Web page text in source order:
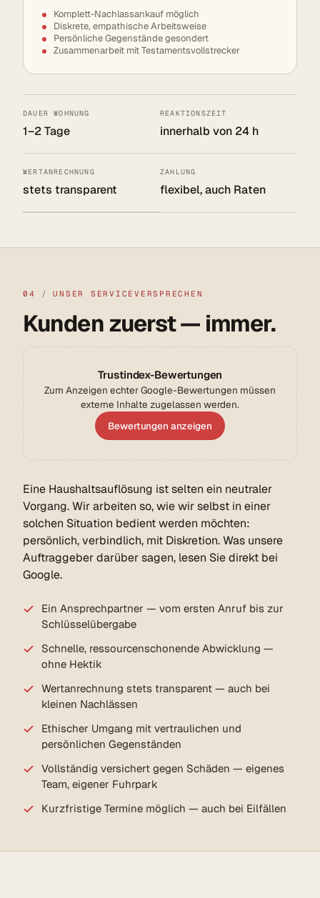
Komplett-Nachlassankauf möglich
Diskrete, empathische Arbeitsweise
Persönliche Gegenstände gesondert
Zusammenarbeit mit Testaments­vollstrecker
DAUER WOHNUNG
1–2 Tage
REAKTIONSZEIT
innerhalb von 24 h
WERTANRECHNUNG
stets transparent
ZAHLUNG
flexibel, auch Raten
04 / UNSER SERVICEVERSPRECHEN
Kunden zuerst — immer.
Trustindex-Bewertungen
Zum Anzeigen echter Google-Bewertungen müssen
externe Inhalte zugelassen werden.
Bewertungen anzeigen
Eine Haushaltsauflösung ist selten ein neutraler
Vorgang. Wir arbeiten so, wie wir selbst in einer
solchen Situation bedient werden möchten:
persönlich, verbindlich, mit Diskretion. Was unsere
Auftraggeber darüber sagen, lesen Sie direkt bei
Google.
Ein Ansprechpartner — vom ersten Anruf bis zur
Schlüssel­übergabe
Schnelle, ressourcen­schonende Abwicklung —
ohne Hektik
Wertanrechnung stets transparent — auch bei
kleinen Nachlässen
Ethischer Umgang mit vertraulichen und
persönlichen Gegenständen
Vollständig versichert gegen Schäden — eigenes
Team, eigener Fuhrpark
Kurzfristige Termine möglich — auch bei Eilfällen